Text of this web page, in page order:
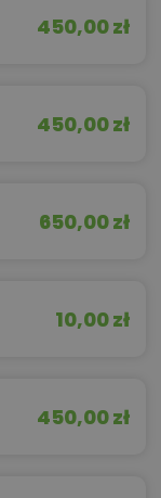
450,00 zł
450,00 zł
650,00 zł
10,00 zł
450,00 zł